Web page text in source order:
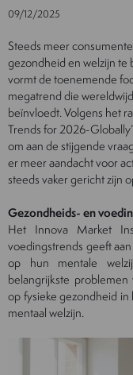
09/12/2025
Steeds meer
gezondheid en welzijn te
vormt de toenemende
megatrend die
beïnvloedt. Volgens het
Trends for 2026-
om aan de stijgende
er meer aandacht voor
steeds vaker gericht zijn
Gezondheids- en
Het Innova Market
voedingstrends geeft
op hun mentale
belangrijkste
op fysieke gezondheid
mentaal welzijn.